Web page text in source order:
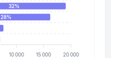
32%
28%
20 000
15 000
10 000